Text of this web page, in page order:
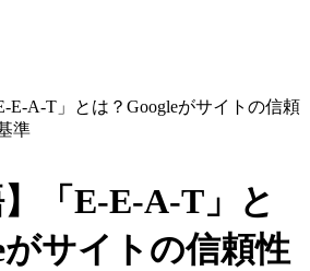
E-A-T」とは？Googleがサイトの信頼
準
】「E-E-A-T」と
がサイトの信頼性